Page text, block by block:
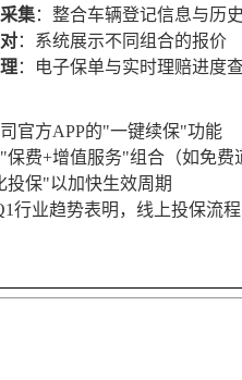
集：整合车辆登记信息与历
：系统展示不同组合的报价
：电子保单与实时理赔进度
官方APP的"一键续保"功能
"保费+增值服务"组合（如免费
投保"以加快生效周期
行业趋势表明，线上投保流